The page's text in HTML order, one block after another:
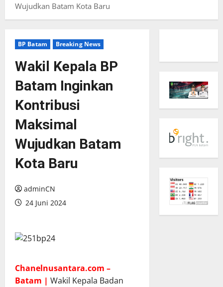
Wujudkan Batam Kota Baru
BP Batam Breaking News
Wakil Kepala BP
Batam Inginkan
Kontribusi
Maksimal
Wujudkan Batam
Kota Baru
adminCN
24 Juni 2024
Chanelnusantara.com –
Batam | Wakil Kepala Badan